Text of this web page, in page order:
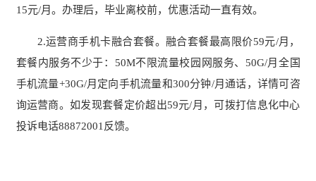
15元/月。办理后，毕业离校前，优惠活动一直有效。
2.运营商手机卡融合套餐。融合套餐最高限价59元/月，
套餐内服务不少于：50M不限流量校园网服务、50G/月全国
手机流量+30G/月定向手机流量和300分钟/月通话，详情可咨
询运营商。如发现套餐定价超出59元/月，可拨打信息化中心
投诉电话88872001反馈。